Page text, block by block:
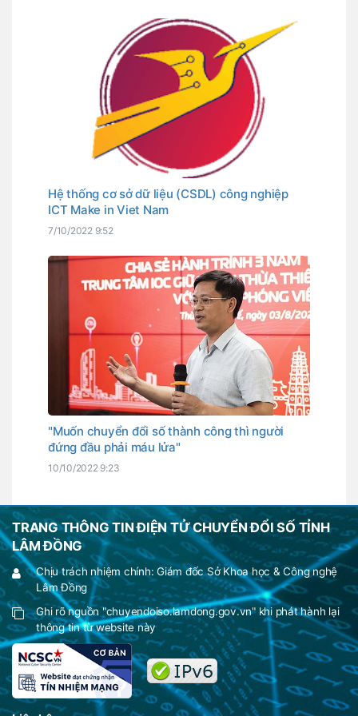
Hệ thống cơ sở dữ liệu (CSDL) công nghiệp
ICT Make in Viet Nam
7/10/2022 9:52
"Muốn chuyển đổi số thành công thì người
đứng đầu phải máu lửa"
10/10/2022 9:23
TRANG THÔNG TIN ĐIỆN TỬ CHUYỂN ĐỔI SỐ TỈNH
LÂM ĐỒNG
Chịu trách nhiệm chính: Giám đốc Sở Khoa học & Công nghệ
Lâm Đồng
Ghi rõ nguồn "chuyendoiso.lamdong.gov.vn" khi phát hành lại
thông tin từ website này